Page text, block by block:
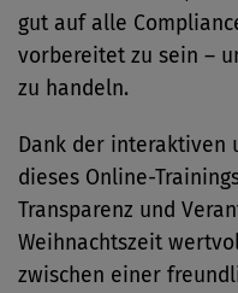
gut auf alle
vorbereitet zu sein –
zu handeln.
Dank der interaktiven
dieses Online-
Transparenz und
Weihnachtszeit
zwischen einer